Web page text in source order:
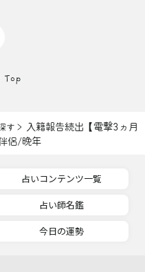
す
入籍報告続出【電撃3ヵ月
侶/晩年
占いコンテンツ一覧
占い師名鑑
今日の運勢